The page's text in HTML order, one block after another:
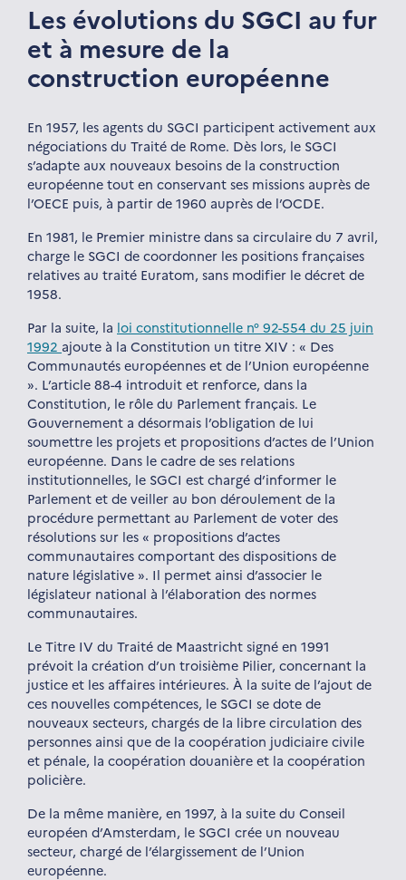
Les évolutions du SGCI au fur
et à mesure de la
construction européenne
En 1957, les agents du SGCI participent activement aux
négociations du Traité de Rome. Dès lors, le SGCI
s’adapte aux nouveaux besoins de la construction
européenne tout en conservant ses missions auprès de
l’OECE puis, à partir de 1960 auprès de l’OCDE.
En 1981, le Premier ministre dans sa circulaire du 7 avril,
charge le SGCI de coordonner les positions françaises
relatives au traité Euratom, sans modifier le décret de
1958.
Par la suite, la loi constitutionnelle n° 92-554 du 25 juin
1992 ajoute à la Constitution un titre XIV : « Des
Communautés européennes et de l’Union européenne
». L’article 88-4 introduit et renforce, dans la
Constitution, le rôle du Parlement français. Le
Gouvernement a désormais l’obligation de lui
soumettre les projets et propositions d’actes de l’Union
européenne. Dans le cadre de ses relations
institutionnelles, le SGCI est chargé d’informer le
Parlement et de veiller au bon déroulement de la
procédure permettant au Parlement de voter des
résolutions sur les « propositions d’actes
communautaires comportant des dispositions de
nature législative ». Il permet ainsi d’associer le
législateur national à l’élaboration des normes
communautaires.
Le Titre IV du Traité de Maastricht signé en 1991
prévoit la création d’un troisième Pilier, concernant la
justice et les affaires intérieures. À la suite de l’ajout de
ces nouvelles compétences, le SGCI se dote de
nouveaux secteurs, chargés de la libre circulation des
personnes ainsi que de la coopération judiciaire civile
et pénale, la coopération douanière et la coopération
policière.
De la même manière, en 1997, à la suite du Conseil
européen d’Amsterdam, le SGCI crée un nouveau
secteur, chargé de l’élargissement de l’Union
européenne.